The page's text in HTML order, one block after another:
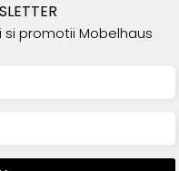
promotii Mobelhaus